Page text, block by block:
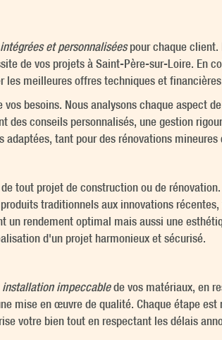
intégrées et personnaliséespour chaque client.
de vos projets à Saint-Père-sur-Loire. En
les meilleures offres techniques et
besoins. Nous analysons chaque aspect
des conseils personnalisés, une gestion
tant pour des rénovations mineures
tout projet de construction ou de rénovation.
traditionnels aux innovations
rendement optimal mais aussi une
d'un projet harmonieux et sécurisé.
installation impeccablede vos matériaux, en
mise en œuvre de qualité. Chaque étape
votre bien tout en respectant les délais